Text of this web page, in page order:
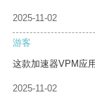
2025-11-02
游客
这款加速器VPM应
2025-11-02